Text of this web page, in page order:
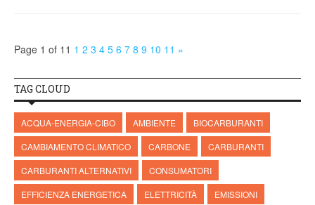
Page 1 of 11 1 2 3 4 5 6 7 8 9 10 11 »
TAG CLOUD
ACQUA-ENERGIA-CIBO AMBIENTE
BIOCARBURANTI
CAMBIAMENTO CLIMATICO
CARBONE
CARBURANTI
CARBURANTI ALTERNATIVI
CONSUMATORI
EFFICIENZA ENERGETICA
ELETTRICITÀ
EMISSIONI